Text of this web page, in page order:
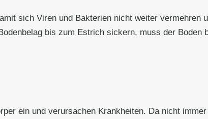
sich Viren und Bakterien nicht weiter vermehren
bis zum Estrich sickern, muss der Boden
ein und verursachen Krankheiten. Da nicht